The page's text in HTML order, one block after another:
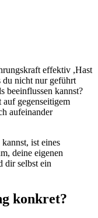
effektiv ,Hast
du nicht nur geführt
beeinflussen kannst?
auf gegenseitigem
aufeinander
ist eines
deine eigenen
dir selbst ein
konkret?